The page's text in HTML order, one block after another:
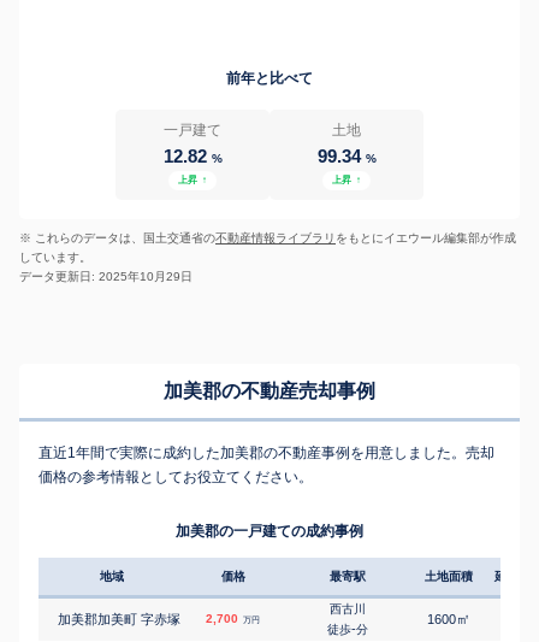
前年と比べて
一戸建て
12.82 %
上昇 ↑
土地
99.34 %
上昇 ↑
※ これらのデータは、国土交通省の不動産情報ライブラリ をもとにイエウール編集部が作成
しています。
データ更新日: 2025年10月29日
加美郡の不動産売却事例
直近1年間で実際に成約した加美郡の不動産事例を用意しました。売却
価格の参考情報としてお役立てください。
加美郡の一戸建ての成約事例
地域 価格 最寄駅 土地面積 延床面
加美郡加美町 字赤塚 2,700 万円
西古川
徒歩-分
1600㎡